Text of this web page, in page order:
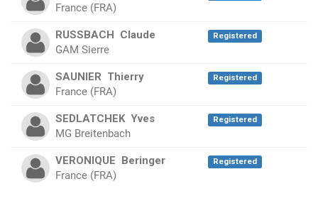
France (FRA)
RUSSBACH Claude
GAM Sierre
Registered
SAUNIER Thierry
France (FRA)
Registered
SEDLATCHEK Yves
MG Breitenbach
Registered
VERONIQUE Beringer
France (FRA)
Registered